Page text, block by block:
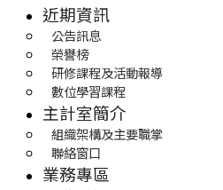
近期資訊
公告訊息
榮譽榜
研修課程及活動報導
數位學習課程
主計室簡介
組織架構及主要職掌
聯絡窗口
業務專區